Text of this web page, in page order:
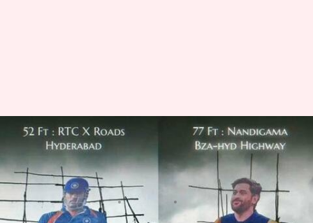
ఎంఎస్ ధోనీ స్టామినా అంటే ఇది..
మిస్టర్ కూల్ బర్తడేకి అకాశమంత
కటౌట్
వ్రాసిన వారు Jayachandra Akuri Jul 07, 2023